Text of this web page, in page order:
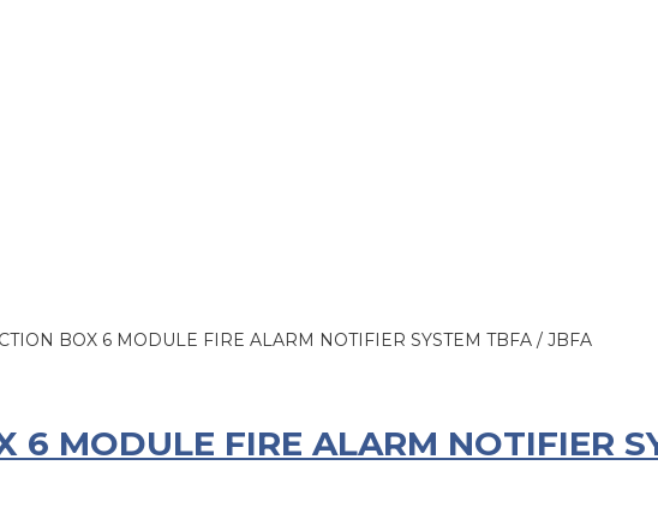
BOX 6 MODULE FIRE ALARM NOTIFIER SYSTEM TBFA / JBFA
6 MODULE FIRE ALARM NOTIFIER